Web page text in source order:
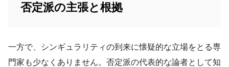
否定派の主張と根拠
一方で、シンギュラリティの到来に懐疑的な立場をとる専
門家も少なくありません。否定派の代表的な論者として知